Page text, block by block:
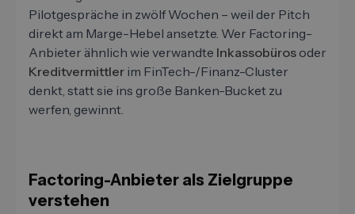
Pilotgespräche in zwölf Wochen – weil der Pitch
direkt am Marge-Hebel ansetzte. Wer Factoring-
Anbieter ähnlich wie verwandte Inkassobüros oder
Kreditvermittler im FinTech-/Finanz-Cluster
denkt, statt sie ins große Banken-Bucket zu
werfen, gewinnt.
Factoring-Anbieter als Zielgruppe
verstehen